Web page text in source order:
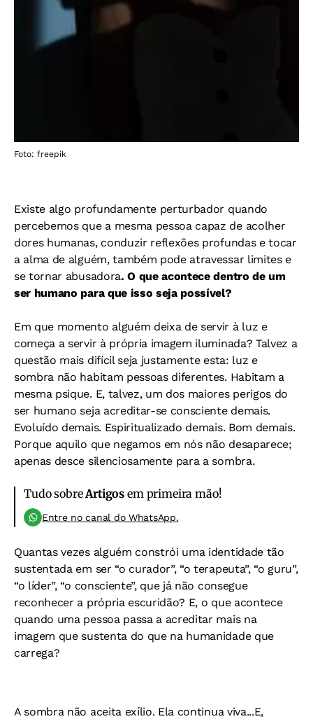
Foto: freepik
Existe algo profundamente perturbador quando
percebemos que a mesma pessoa capaz de acolher
dores humanas, conduzir reflexões profundas e tocar
a alma de alguém, também pode atravessar limites e
se tornar abusadora. O que acontece dentro de um
ser humano para que isso seja possível?
Em que momento alguém deixa de servir à luz e
começa a servir à própria imagem iluminada? Talvez a
questão mais difícil seja justamente esta: luz e
sombra não habitam pessoas diferentes. Habitam a
mesma psique. E, talvez, um dos maiores perigos do
ser humano seja acreditar-se consciente demais.
Evoluído demais. Espiritualizado demais. Bom demais.
Porque aquilo que negamos em nós não desaparece;
apenas desce silenciosamente para a sombra.
Tudo sobreArtigos em primeira mão!
Entre no canal do WhatsApp.
Quantas vezes alguém constrói uma identidade tão
sustentada em ser “o curador”, “o terapeuta”, “o guru”,
“o líder”, “o consciente”, que já não consegue
reconhecer a própria escuridão? E, o que acontece
quando uma pessoa passa a acreditar mais na
imagem que sustenta do que na humanidade que
carrega?
A sombra não aceita exílio. Ela continua viva...E,